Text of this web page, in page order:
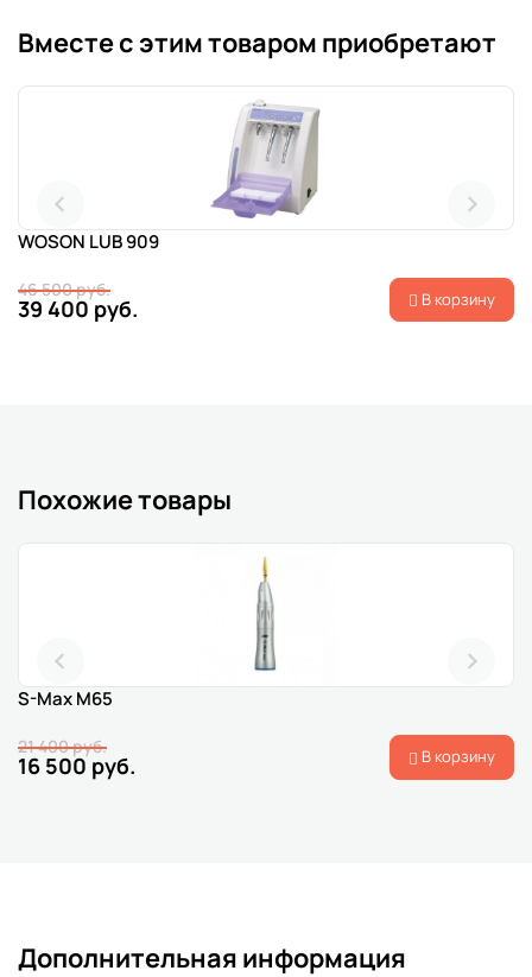
Вместе с этим товаром приобретают
WOSON LUB 909
39 400 руб.
46 500 руб. В корзину
Похожие товары
S-Max M65
16 500 руб.
21 400 руб. В корзину
Дополнительная информация